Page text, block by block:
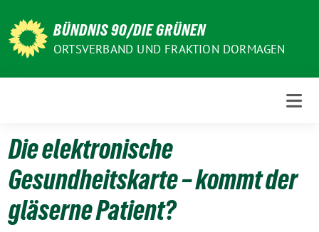
zum
Inhalt
BÜNDNIS 90/DIE GRÜNEN
ORTSVERBAND UND FRAKTION DORMAGEN
Die elektronische
Gesundheitskarte – kommt der
gläserne Patient?